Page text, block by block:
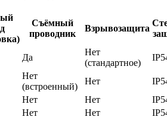
Съёмный
проводник
Взрывозащита
Да
Нет
(стандартное)
Нет
(встроенный)
Нет
Нет Нет
Нет Нет